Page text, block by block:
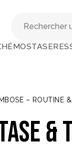
– ROUTINE
&